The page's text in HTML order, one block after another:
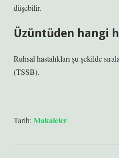
düşebilir.
Üzüntüden hangi
Ruhsal hastalıkları şu şekilde
(TSSB).
Tarih: Makaleler